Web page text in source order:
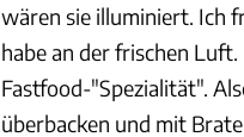
wären sie illuminiert. Ich
habe an der frischen
Fastfood-"Spezialität".
überbacken und mit